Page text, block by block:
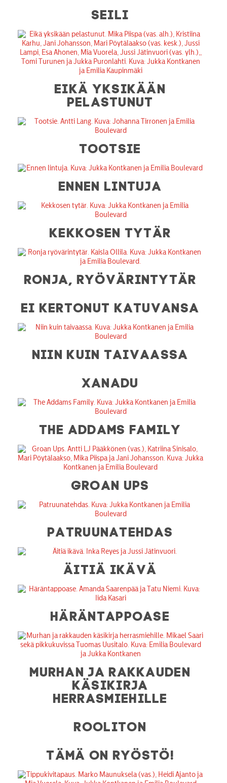
SEILI
EIKÄ YKSIKÄÄN
PELASTUNUT
TOOTSIE
ENNEN LINTUJA
KEKKOSEN TYTÄR
RONJA, RYÖVÄRINTYTÄR
EI KERTONUT KATUVANSA
NIIN KUIN TAIVAASSA
XANADU
THE ADDAMS FAMILY
GROAN UPS
PATRUUNATEHDAS
ÄITIÄ IKÄVÄ
HÄRÄNTAPPOASE
MURHAN JA RAKKAUDEN
KÄSIKIRJA
HERRASMIEHILLE
ROOLITON
TÄMÄ ON RYÖSTÖ!